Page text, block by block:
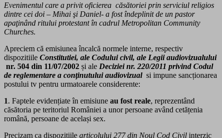
Evenimentul care a privit oficierea căsătoriei prin serviciul religios
dintre cei doi – Mihai şi Daniel- a fost îndeplinit de un pastor
apaţinând ritului protestant în cadrul Metropolitan Community
Churches.
Apreciem că emisiunea încalcă normele interne, respectiv
dispozitiile Constitutiei, ale Codului civil, ale Legii audiovizualului
nr. 504 din 11/07/2002 și ale Deciziei nr. 220/2011 privind Codul
de reglementare a conţinutului audiovizualsi impune sancționarea
postului tv pentru urmatoarele considerente:
1. Faptele evidențiate în emisiune au fost reale, reprezentând
căsătoria pe teritoriul României a unor persoane având cetățenia
română, persoane de același sex.
Precizam ca dispozițiile articolului 277 din Noul Cod Civil interzic